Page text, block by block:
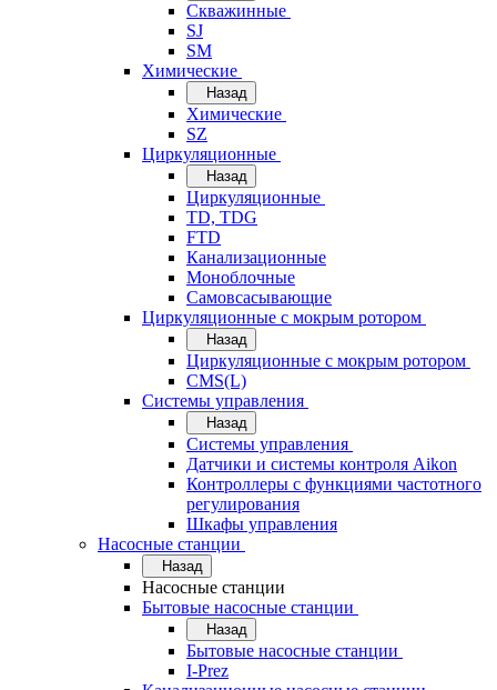
Скважинные
SJ
SM
Химические
Назад
Химические
SZ
Циркуляционные
Назад
Циркуляционные
TD, TDG
FTD
Канализационные
Моноблочные
Самовсасывающие
Циркуляционные с мокрым ротором
Назад
Циркуляционные с мокрым ротором
CMS(L)
Системы управления
Назад
Системы управления
Датчики и системы контроля Aikon
Контроллеры с функциями частотного
регулирования
Шкафы управления
Насосные станции
Назад
Насосные станции
Бытовые насосные станции
Назад
Бытовые насосные станции
I-Prez